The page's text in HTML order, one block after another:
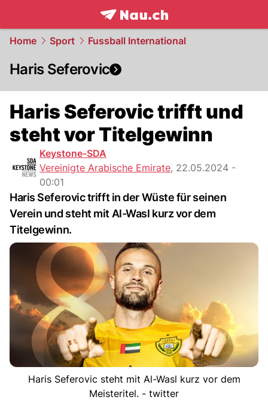
frontpage.NAU.ch
Home Sport Fussball International
Haris Seferovic
Haris Seferovic trifft und
steht vor Titelgewinn
Keystone-SDA
Vereinigte Arabische Emirate, 22.05.2024 -
00:01
Haris Seferovic trifft in der Wüste für seinen
Verein und steht mit Al-Wasl kurz vor dem
Titelgewinn.
Haris Seferovic steht mit Al-Wasl kurz vor dem
Meisteritel. - twitter